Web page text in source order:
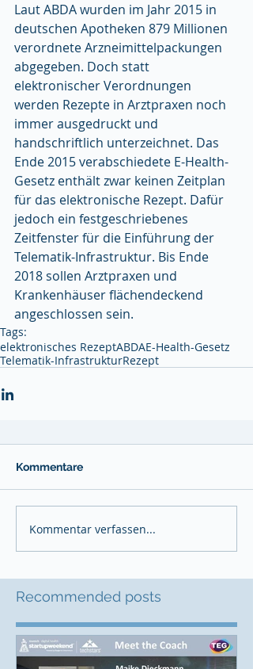
Laut ABDA wurden im Jahr 2015 in
deutschen Apotheken 879 Millionen
verordnete Arzneimittelpackungen
abgegeben. Doch statt
elektronischer Verordnungen
werden Rezepte in Arztpraxen noch
immer ausgedruckt und
handschriftlich unterzeichnet. Das
Ende 2015 verabschiedete E-Health-
Gesetz enthält zwar keinen Zeitplan
für das elektronische Rezept. Dafür
jedoch ein festgeschriebenes
Zeitfenster für die Einführung der
Telematik-Infrastruktur. Bis Ende
2018 sollen Arztpraxen und
Krankenhäuser flächendeckend
angeschlossen sein.
Tags:
elektronisches RezeptABDAE-Health-Gesetz
Telematik-InfrastrukturRezept
Kommentare
Kommentar verfassen...
Recommended posts